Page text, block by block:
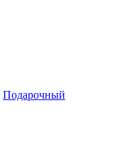
Подарочный